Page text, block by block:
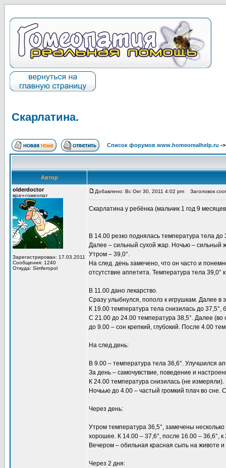
Скарлатина.
Список форумов www.homeorealhelp.ru -
Автор
olderdoctor
врач-гомеопат
Зарегистрирован: 17.03.2011
Сообщения: 1240
Откуда: Simferopol
Добавлено: Вс Окт 30, 2011 4:02 pm Заголовок
Скарлатина у ребёнка (мальчик 1 год 9
B 14.00 резко поднялась температура тела
Далее – сильный сухой жар. Ночью – сильный
Утром – 39,0°.
На след. день замечено, что он часто и
отсутствие аппетита. Температура тела 39,0°
В 11.00 дано лекарство.
Сразу улыбнулся, пополз к игрушкам. Далее
К 19.00 температура тела снизилась до 37,5°,
С 21.00 до 24.00 температура 38,5°. Далее (во
до 9.00 – сон крепкий, глубокий. После 4.00
На след.день:
В 9.00 – температура тела 36,6°. Улучшился
За день – самочувствие, поведение и
К 24.00 температура снизилась (не измеряли).
Ночьью до 4.00 – частый громкий плач во сне.
Через день:
Утром температура 36,5°, замечены
хорошее. К 14.00 – 37,6°, после 16.00 – 36,6°, к
Вечером – обильная красная сыпь на животе
Через 2 дня: